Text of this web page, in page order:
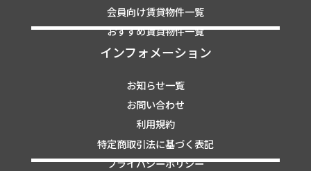
会員向け賃貸物件一覧
おすすめ賃貸物件一覧
インフォメーション
お知らせ一覧
お問い合わせ
利用規約
特定商取引法に基づく表記
プライバシーポリシー